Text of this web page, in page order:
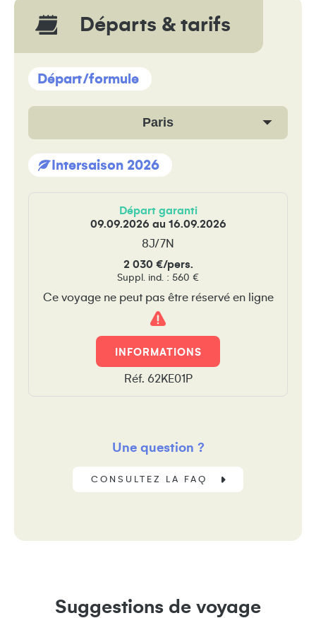
Départs & tarifs
Départ/formule
Paris
Intersaison 2026
Départ garanti
09.09.2026 au 16.09.2026
8J/7N
2 030 €/pers.
Suppl. ind. : 560 €
Ce voyage ne peut pas être réservé en ligne
Attention
!
INFORMATIONS
Réf. 62KE01P
Une question ?
CONSULTEZ LA FAQ
Suggestions de voyage